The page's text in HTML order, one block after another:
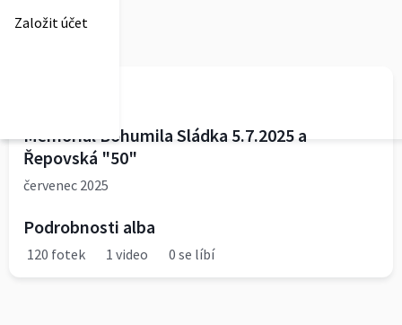
Založit účet
Memoriál Bohumila Sládka 5.7.2025 a
Řepovská "50"
červenec 2025
Podrobnosti alba
120 fotek 1 video 0 se líbí